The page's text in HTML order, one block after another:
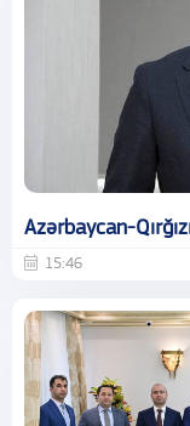
Azərbaycan-
15:46